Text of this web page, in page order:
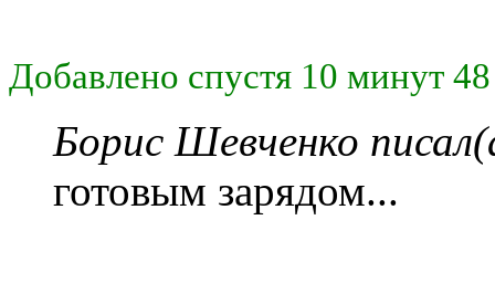
Добавлено спустя 10 минут
Борис Шевченко
готовым зарядом...